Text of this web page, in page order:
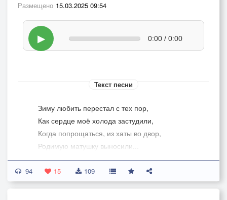
Размещено 15.03.2025 09:54
▶ 0:00 / 0:00
Текст песни
Зиму любить перестал с тех пор,
Как сердце моё холода застудили,
Когда попрощаться, из хаты во двор,
Родимую матушку выносили...
Снег на дорогу простынкою ляжет,
94 15 109